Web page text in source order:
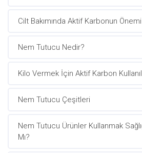
Cilt Bakımında Aktif Karbonun
Nem Tutucu Nedir?
Kilo Vermek İçin Aktif Karbon
Nem Tutucu Çeşitleri
Nem Tutucu Ürünler Kullanmak
Mı?